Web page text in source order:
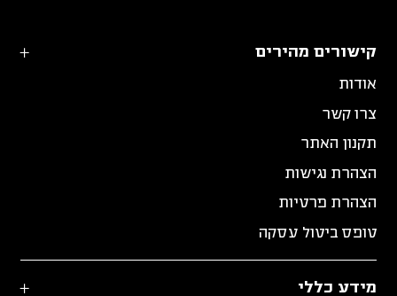
קישורים מהירים
אודות
צרו קשר
תקנון האתר
הצהרת נגישות
הצהרת פרטיות
טופס ביטול עסקה
מידע כללי